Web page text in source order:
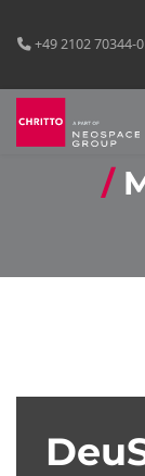
+49 2102 70344-0